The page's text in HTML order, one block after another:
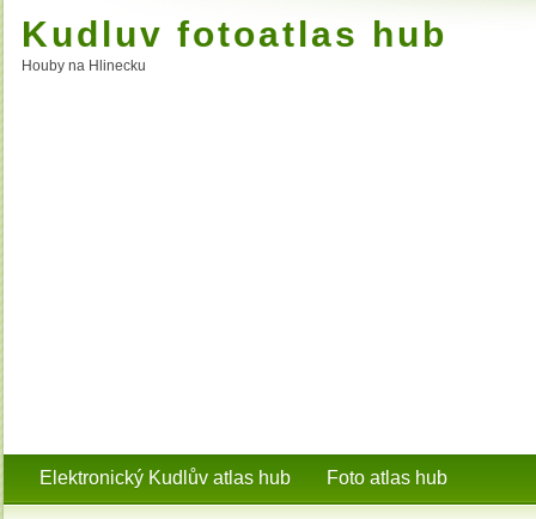
Kudluv fotoatlas hub
Houby na Hlinecku
Elektronický Kudlův atlas hub Foto atlas hub